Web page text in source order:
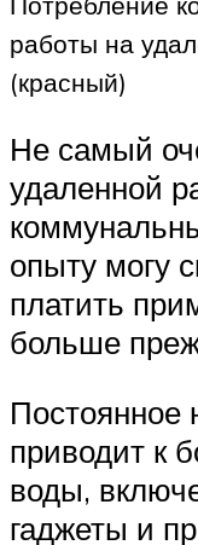
работы на
(красный)
Не самый
удаленной
опыту могу
платить
больше
Постоянное
приводит к
воды,
гаджеты и